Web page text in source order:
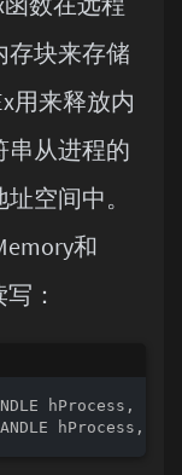
存块来存储
用来释放内
串从进程的
空间中。
和
：
hProcess,
hProcess,